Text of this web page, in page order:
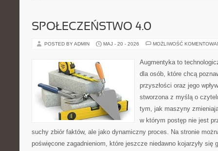
SPOŁECZEŃSTWO 4.0
POSTED BY ADMIN MAJ - 20 - 2026 MOŻLIWOŚĆ
Augmentyka to
dla osób, które chcą
przyszłości oraz jego
stworzona z myślą o
tym, jak maszyny
w którym postęp nie jest
suchy zbiór faktów, ale jako dynamiczny proces. Na stronie
poświęcone zagadnieniom, które jeszcze niedawno kojarzyły się